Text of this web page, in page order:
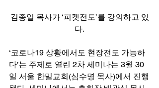
김종일 목사가 ‘피켓전도’를 강의하고 있
다.
‘코로나19 상황에서도 현장전도 가능하
다’는 주제로 열린 2차 세미나는 3월 30
일 서울 한밀교회(심수명 목사)에서 진행